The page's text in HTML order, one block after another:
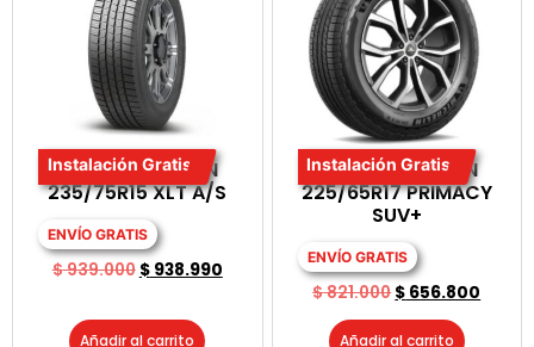
Instalación Gratis
LLANTA MICHELIN
235/75R15 XLT A/S
ENVÍO GRATIS
$939.000 $938.990
Añadir al carrito
Instalación Gratis
LLANTA MICHELIN
225/65R17 PRIMACY
SUV+
ENVÍO GRATIS
$821.000$ 656.800
Añadir al carrito